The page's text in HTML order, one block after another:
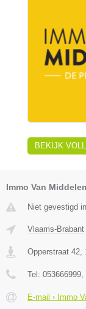
BEKIJK
Immo Van
Niet gevestigd
Vlaams-Brabant
Opperstraat 42
Tel: 053666999
E-mail › Immo